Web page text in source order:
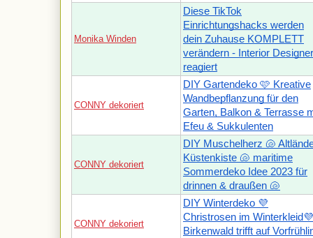
Monika Winden
Diese TikTok
Einrichtungshacks werden
dein Zuhause KOMPLETT
verändern - Interior
reagiert
CONNY dekoriert
DIY Gartendeko 🩷 Kreative
Wandbepflanzung für den
Garten, Balkon & Terrasse
Efeu & Sukkulenten
CONNY dekoriert
DIY Muschelherz 🐚
Küstenkiste 🐚 maritime
Sommerdeko Idee 2023 für
drinnen & draußen 🐚
CONNY dekoriert
DIY Winterdeko 💜
Christrosen im Winterkleid💜
Birkenwald trifft auf